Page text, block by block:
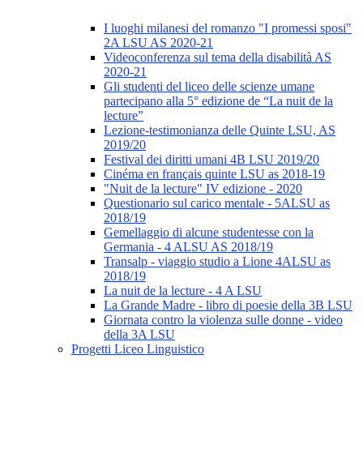
I luoghi milanesi del romanzo "I promessi sposi"
2A LSU AS 2020-21
Videoconferenza sul tema della disabilità AS
2020-21
Gli studenti del liceo delle scienze umane
partecipano alla 5° edizione de “La nuit de la
lecture”
Lezione-testimonianza delle Quinte LSU, AS
2019/20
Festival dei diritti umani 4B LSU 2019/20
Cinéma en français quinte LSU as 2018-19
"Nuit de la lecture" IV edizione - 2020
Questionario sul carico mentale - 5ALSU as
2018/19
Gemellaggio di alcune studentesse con la
Germania - 4 ALSU AS 2018/19
Transalp - viaggio studio a Lione 4ALSU as
2018/19
La nuit de la lecture - 4 A LSU
La Grande Madre - libro di poesie della 3B LSU
Giornata contro la violenza sulle donne - video
della 3A LSU
Progetti Liceo Linguistico